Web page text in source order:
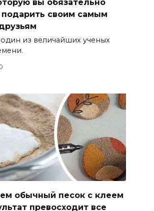
подарить своим самым
из величайших ученых
обычный песок с клеем
превосходит все